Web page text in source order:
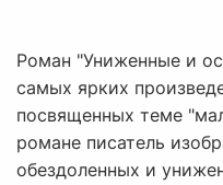
Роман "Униженные и
самых ярких
посвященных теме
романе писатель
обездоленных и